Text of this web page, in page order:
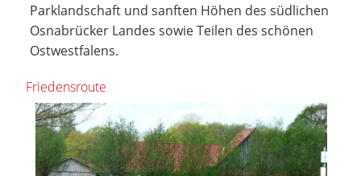
Parklandschaft und sanften Höhen des südlichen
Osnabrücker Landes sowie Teilen des schönen
Ostwestfalens.
Friedensroute